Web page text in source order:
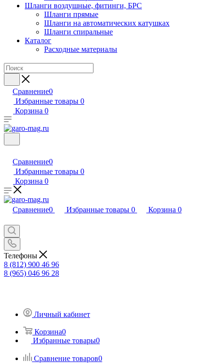
Шланги воздушные, фитинги, БРС
Шланги прямые
Шланги на автоматических катушках
Шланги спиральные
Каталог
Расходные материалы
Сравнение0
Избранные товары 0
Корзина 0
Сравнение0
Избранные товары 0
Корзина 0
Сравнение0 Избранные товары 0 Корзина 0
Телефоны
8 (812) 900 46 96
8 (965) 046 96 28
Личный кабинет
Корзина0
Избранные товары0
Сравнение товаров0